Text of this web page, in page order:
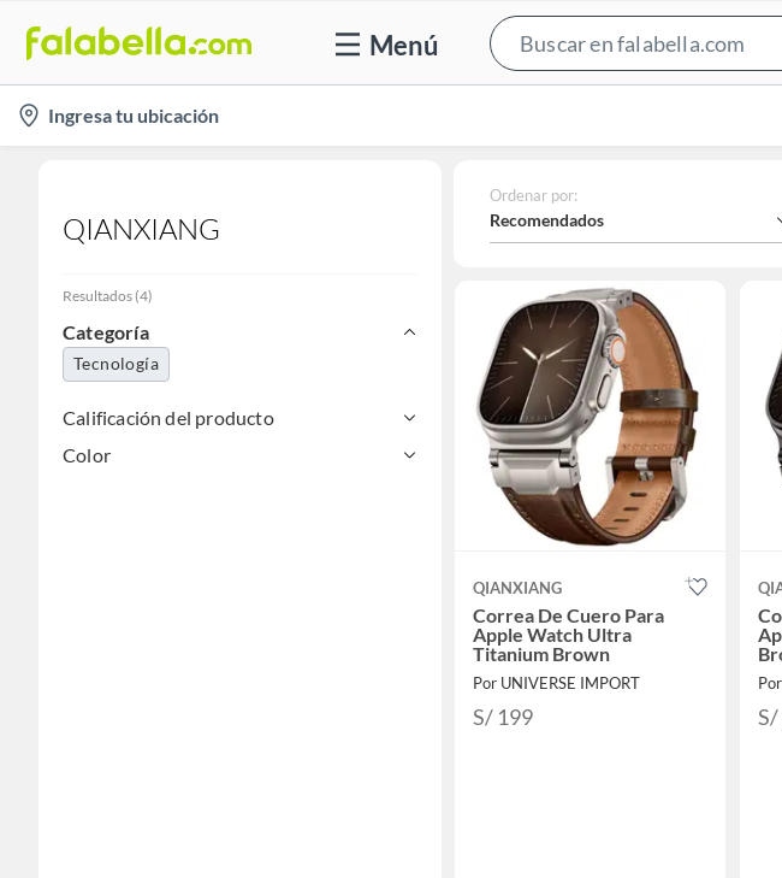
Menú
location-
icon
Ingresa tu ubicación
QIANXIANG
Resultados (4)
Categoría
Tecnología
Calificación del producto
Color
Ordenar por:
Recomendados
QIANXIANG
Correa De Cuero Para
Apple Watch Ultra
Titanium Brown
Por UNIVERSE IMPORT
S/ 199 S/